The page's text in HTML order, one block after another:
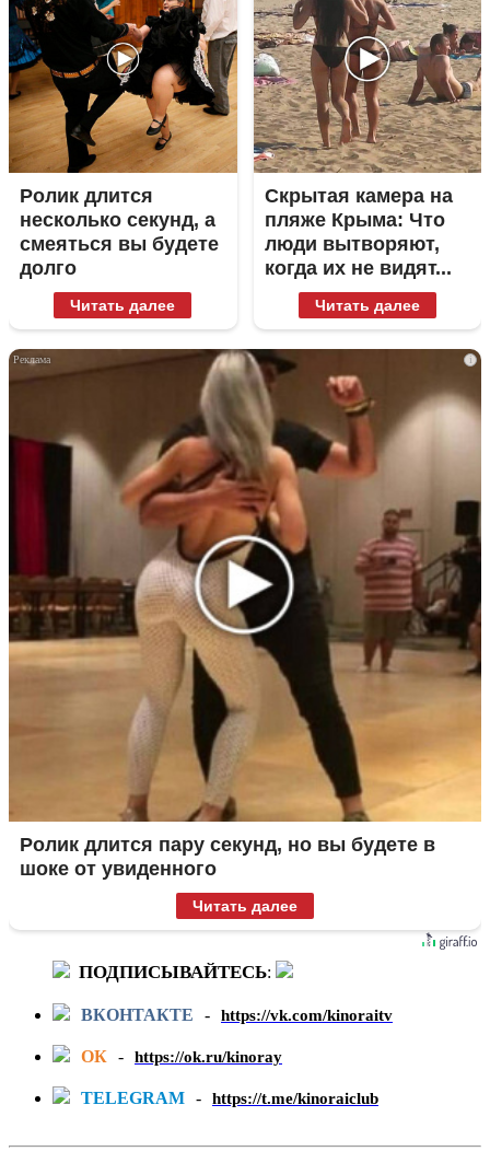
Ролик длится
несколько секунд, а
смеяться вы будете
долго
Читать далее
Скрытая камера на
пляже Крыма: Что
люди вытворяют,
когда их не видят...
Читать далее
i
Ролик длится пару секунд, но вы будете в
шоке от увиденного
Читать далее
ПОДПИСЫВАЙТЕСЬ:
ВКОНТАКТЕ - https://vk.com/kinoraitv
ОК - https://ok.ru/kinoray
TELEGRAM - https://t.me/kinoraiclub